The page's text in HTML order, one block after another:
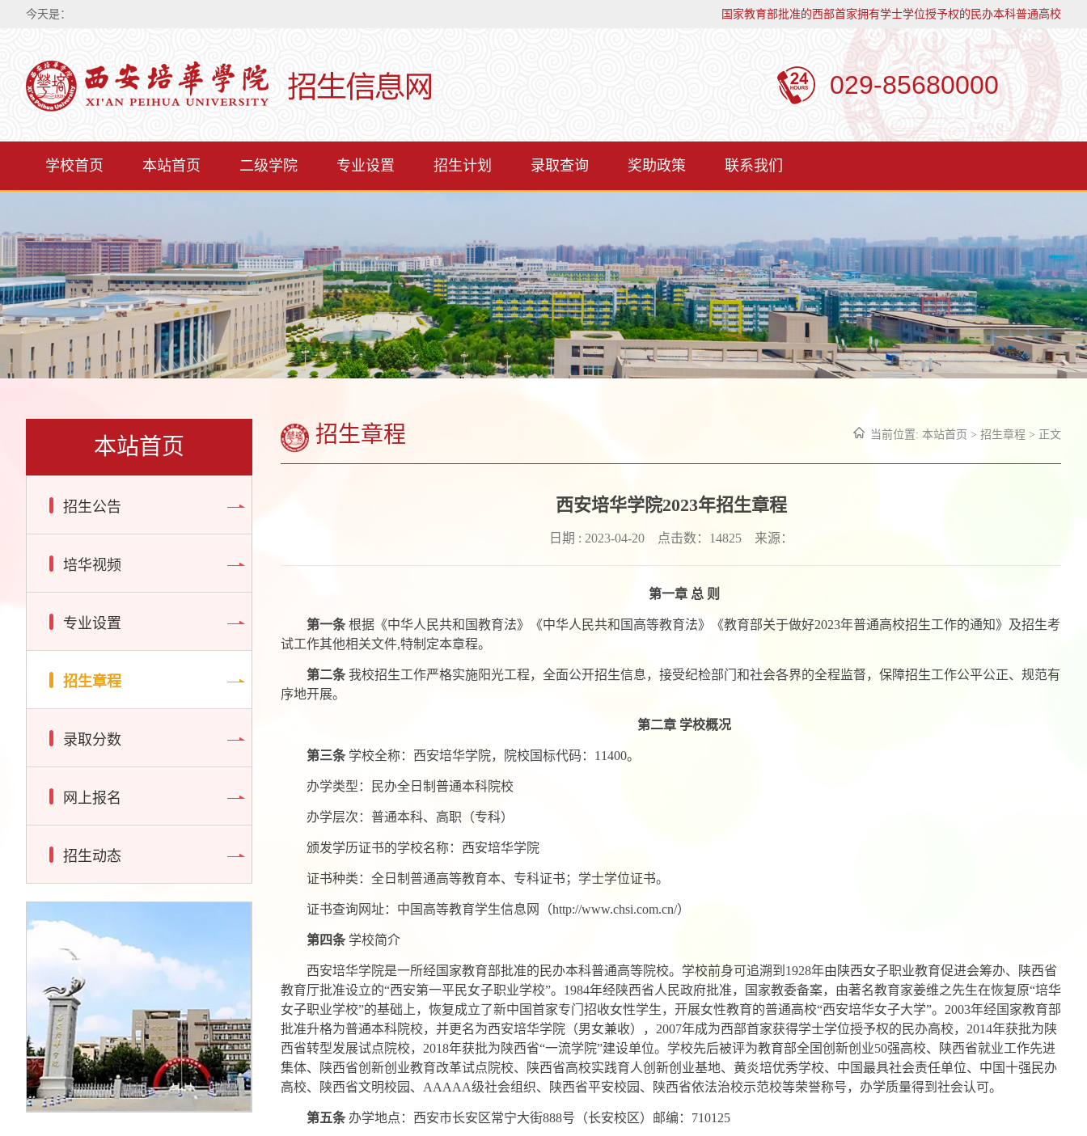
今天是： 国家教育部批准的西部首家拥有学士学位授予权的民办本科普通高校
029-85680000
学校首页 本站首页 二级学院 专业设置 招生计划 录取查询 奖助政策 联系我们
本站首页
招生公告
培华视频
专业设置
招生章程
录取分数
网上报名
招生动态
招生章程 当前位置: 本站首页 > 招生章程 > 正文
西安培华学院2023年招生章程
日期 : 2023-04-20 点击数： 14825来源：
第一章 总 则
第一条 根据《中华人民共和国教育法》《中华人民共和国高等教育法》《教育部关于做好2023年普通高校招生工作的通知》及招生考
试工作其他相关文件,特制定本章程。
第二条 我校招生工作严格实施阳光工程，全面公开招生信息，接受纪检部门和社会各界的全程监督，保障招生工作公平公正、规范有
序地开展。
第二章 学校概况
第三条 学校全称：西安培华学院，院校国标代码：11400。
办学类型：民办全日制普通本科院校
办学层次：普通本科、高职（专科）
颁发学历证书的学校名称：西安培华学院
证书种类：全日制普通高等教育本、专科证书；学士学位证书。
证书查询网址：中国高等教育学生信息网（http://www.chsi.com.cn/）
第四条 学校简介
西安培华学院是一所经国家教育部批准的民办本科普通高等院校。学校前身可追溯到1928年由陕西女子职业教育促进会筹办、陕西省
教育厅批准设立的“西安第一平民女子职业学校”。1984年经陕西省人民政府批准，国家教委备案，由著名教育家姜维之先生在恢复原“培华
女子职业学校”的基础上，恢复成立了新中国首家专门招收女性学生，开展女性教育的普通高校“西安培华女子大学”。2003年经国家教育部
批准升格为普通本科院校，并更名为西安培华学院（男女兼收），2007年成为西部首家获得学士学位授予权的民办高校，2014年获批为陕
西省转型发展试点院校，2018年获批为陕西省“一流学院”建设单位。学校先后被评为教育部全国创新创业50强高校、陕西省就业工作先进
集体、陕西省创新创业教育改革试点院校、陕西省高校实践育人创新创业基地、黄炎培优秀学校、中国最具社会责任单位、中国十强民办
高校、陕西省文明校园、AAAAA级社会组织、陕西省平安校园、陕西省依法治校示范校等荣誉称号，办学质量得到社会认可。
第五条 办学地点：西安市长安区常宁大街888号（长安校区）邮编：710125